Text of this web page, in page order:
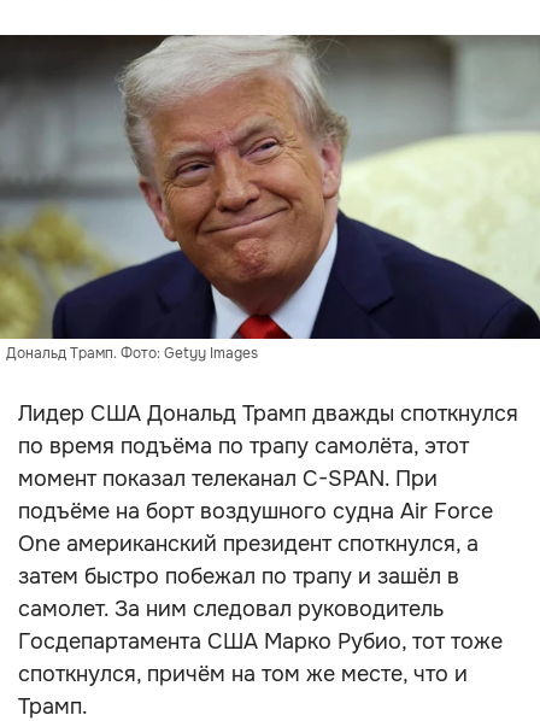
Дональд Трамп. Фото: Getyy Images
Лидер США Дональд Трамп дважды споткнулся
по время подъёма по трапу самолёта, этот
момент показал телеканал C-SPAN. При
подъёме на борт воздушного судна Air Force
One американский президент споткнулся, а
затем быстро побежал по трапу и зашёл в
самолет. За ним следовал руководитель
Госдепартамента США Марко Рубио, тот тоже
споткнулся, причём на том же месте, что и
Трамп.